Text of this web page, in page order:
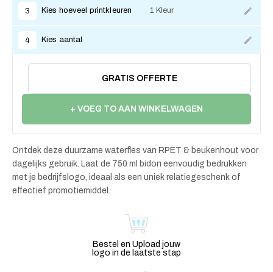
3 Kies hoeveel printkleuren 1 Kleur
4 Kies aantal
GRATIS OFFERTE
+ VOEG TO AAN WINKELWAGEN
Ontdek deze duurzame waterfles van RPET & beukenhout voor
dagelijks gebruik. Laat de 750 ml bidon eenvoudig bedrukken
met je bedrijfslogo, ideaal als een uniek relatiegeschenk of
effectief promotiemiddel.
Bestel en Upload jouw
logo in de laatste stap